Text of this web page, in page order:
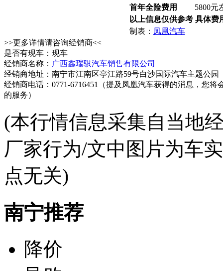
首年全险费用
5800元
以上信息仅供参考 具体费
制表： 凤凰汽车
>>更多详情请咨询经销商<<
是否有现车：现车
经销商名称： 广西鑫瑞骐汽车销售有限公司
经销商地址：南宁市江南区亭江路59号白沙国际汽车主题公园
经销商电话：0771-6716451
（提及凤凰汽车获得的消息，您将
的服务）
(本行情信息采集自当地
厂家行为/文中图片为车
点无关)
南宁推荐
降价